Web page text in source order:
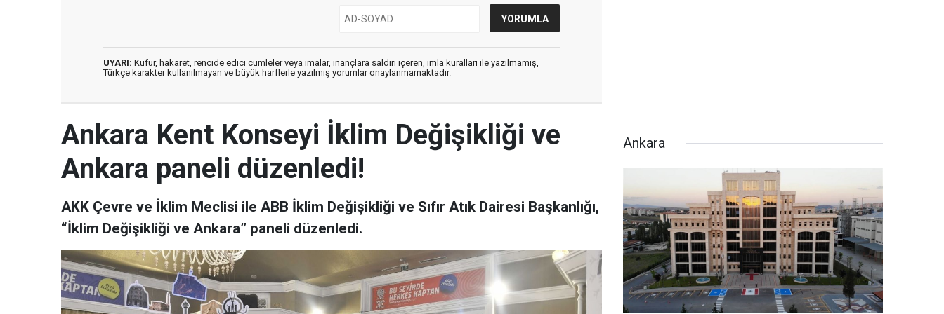
UYARI: Küfür, hakaret, rencide edici cümleler veya imalar, inançlara saldırı içeren, imla kuralları ile yazılmamış,
Türkçe karakter kullanılmayan ve büyük harflerle yazılmış yorumlar onaylanmamaktadır.
Ankara Kent Konseyi İklim Değişikliği ve
Ankara paneli düzenledi!
AKK Çevre ve İklim Meclisi ile ABB İklim Değişikliği ve Sıfır Atık Dairesi Başkanlığı,
“İklim Değişikliği ve Ankara” paneli düzenledi.
Ankara